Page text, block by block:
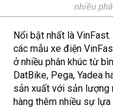
nhiều
Nổi bật nhất là
các mẫu xe điện
ở nhiều phân khúc từ
DatBike, Pega, Yadea
sản xuất với sản lượng
hàng thêm nhiều sự